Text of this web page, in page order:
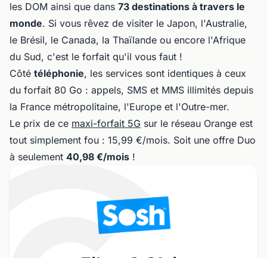
les DOM ainsi que dans 73 destinations à travers le
monde. Si vous rêvez de visiter le Japon, l'Australie,
le Brésil, le Canada, la Thaïlande ou encore l'Afrique
du Sud, c'est le forfait qu'il vous faut !
Côté téléphonie, les services sont identiques à ceux
du forfait 80 Go : appels, SMS et MMS illimités depuis
la France métropolitaine, l'Europe et l'Outre-mer.
Le prix de ce maxi-forfait 5G sur le réseau Orange est
tout simplement fou : 15,99 €/mois. Soit une offre Duo
à seulement 40,98 €/mois !